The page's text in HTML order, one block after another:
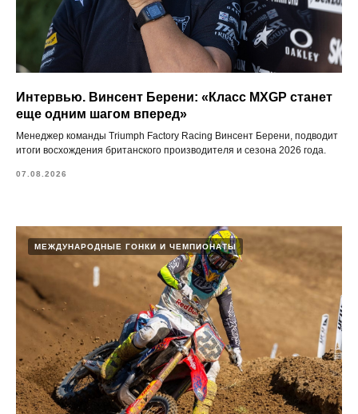
Интервью. Винсент Берени: «Класс MXGP станет
еще одним шагом вперед»
Менеджер команды Triumph Factory Racing Винсент Берени, подводит
итоги восхождения британского производителя и сезона 2026 года.
07.08.2026
МЕЖДУНАРОДНЫЕ ГОНКИ И ЧЕМПИОНАТЫ